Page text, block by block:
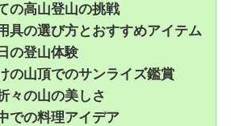
の高山登山の挑戦
具の選び方とおすすめアイテム
の登山体験
の山頂でのサンライズ鑑賞
々の山の美しさ
での料理アイデア